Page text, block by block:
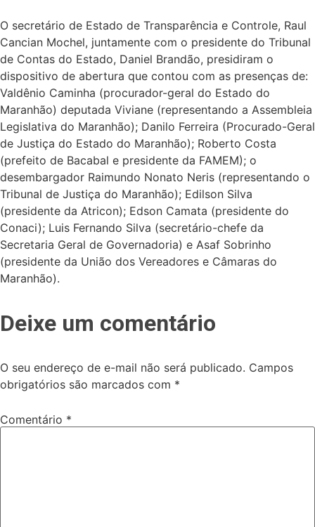
O secretário de Estado de Transparência e Controle, Raul
Cancian Mochel, juntamente com o presidente do Tribunal
de Contas do Estado, Daniel Brandão, presidiram o
dispositivo de abertura que contou com as presenças de:
Valdênio Caminha (procurador-geral do Estado do
Maranhão) deputada Viviane (representando a Assembleia
Legislativa do Maranhão); Danilo Ferreira (Procurado-Geral
de Justiça do Estado do Maranhão); Roberto Costa
(prefeito de Bacabal e presidente da FAMEM); o
desembargador Raimundo Nonato Neris (representando o
Tribunal de Justiça do Maranhão); Edilson Silva
(presidente da Atricon); Edson Camata (presidente do
Conaci); Luis Fernando Silva (secretário-chefe da
Secretaria Geral de Governadoria) e Asaf Sobrinho
(presidente da União dos Vereadores e Câmaras do
Maranhão).
Deixe um comentário
O seu endereço de e-mail não será publicado. Campos
obrigatórios são marcados com *
Comentário *